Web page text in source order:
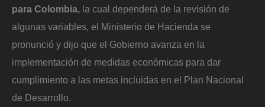
para Colombia, la cual dependerá de la revisión de
algunas variables, el Ministerio de Hacienda se
pronunció y dijo que el Gobierno avanza en la
implementación de medidas económicas para dar
cumplimiento a las metas incluidas en el Plan Nacional
de Desarrollo.